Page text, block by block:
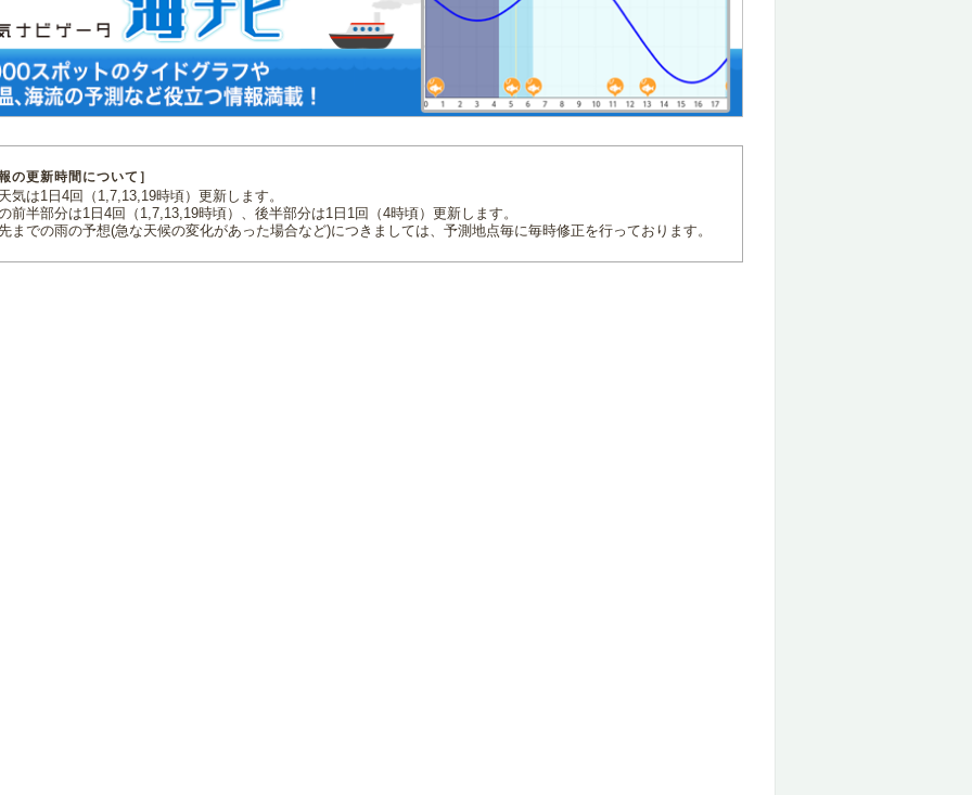
の更新時間について］
気は1日4回（1,7,13,19時頃）更新します。
前半部分は1日4回（1,7,13,19時頃）、後半部分は1日1回（4時頃）更新します。
までの雨の予想(急な天候の変化があった場合など)につきましては、予測地点毎に毎時修正を行っております。